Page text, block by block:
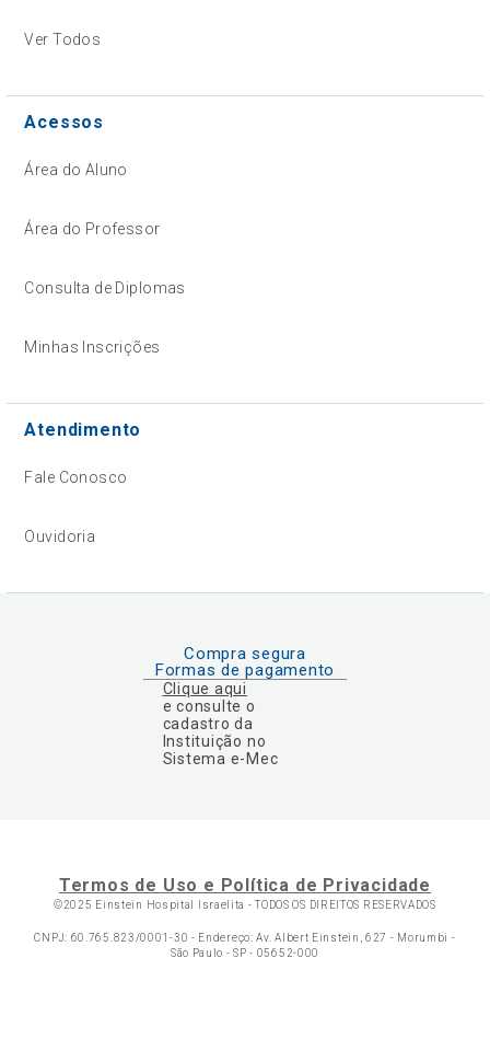
Ver Todos
Acessos
Área do Aluno
Área do Professor
Consulta de Diplomas
Minhas Inscrições
Atendimento
Fale Conosco
Ouvidoria
Compra segura
Formas de pagamento
Clique aqui
e consulte o
cadastro da
Instituição no
Sistema e-Mec
Termos de Uso e Política de Privacidade
©2025 Einstein Hospital Israelita -TODOS OS DIREITOS RESERVADOS
CNPJ: 60.765.823/0001-30 - Endereço: Av. Albert Einstein, 627 - Morumbi -
São Paulo - SP - 05652-000